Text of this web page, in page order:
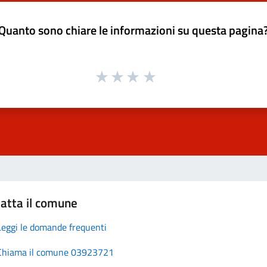
sono chiare le informazioni su questa
il comune
le domande frequenti
il comune 03923721